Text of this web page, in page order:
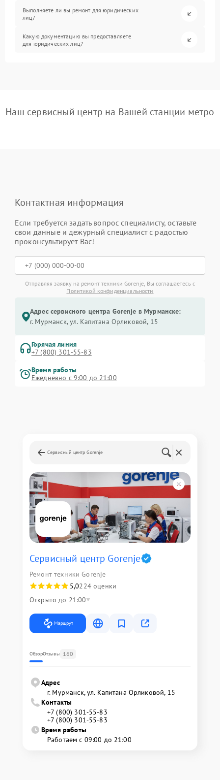
Выполняете ли вы ремонт для юридических
лиц?
Какую документацию вы предоставляете
для юридических лиц?
Наш сервисный центр на Вашей станции метро
Контактная информация
Если требуется задать вопрос специалисту, оставьте
свои данные и дежурный специалист с радостью
проконсультирует Вас!
Отправляя заявку на ремонт техники Gorenje, Вы соглашаетесь с
Политикой конфиденциальности
Адрес сервисного центра Gorenje в Мурманске:
г. Мурманск, ул. Капитана Орликовой, 15
Горячая линия
+7 (800) 301-55-83
Время работы
Ежедневно с 9:00 до 21:00
Сервисный центр Gorenje
Сервисный центр Gorenje
Ремонт техники Gorenje
5,0224 оценки
Открыто до 21:00
Маршрут
ОбзорОтзывы 160
Адрес
г. Мурманск, ул. Капитана Орликовой, 15
Контакты
+7 (800) 301-55-83
+7 (800) 301-55-83
Время работы
Работаем с 09:00 до 21:00